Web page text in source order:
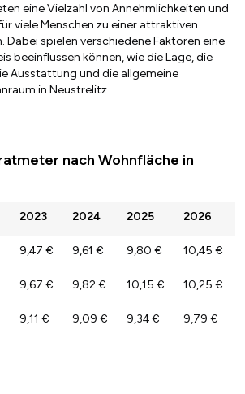
eine Vielzahl von Annehmlichkeiten und
viele Menschen zu einer attraktiven
Dabei spielen verschiedene Faktoren eine
beeinflussen können, wie die Lage, die
Ausstattung und die allgemeine
in Neustrelitz.
nach Wohnfläche in
2023 2024 2025 2026
9,47 € 9,61 € 9,80 € 10,45 €
9,67 € 9,82 € 10,15 € 10,25 €
9,11 € 9,09 € 9,34 € 9,79 €